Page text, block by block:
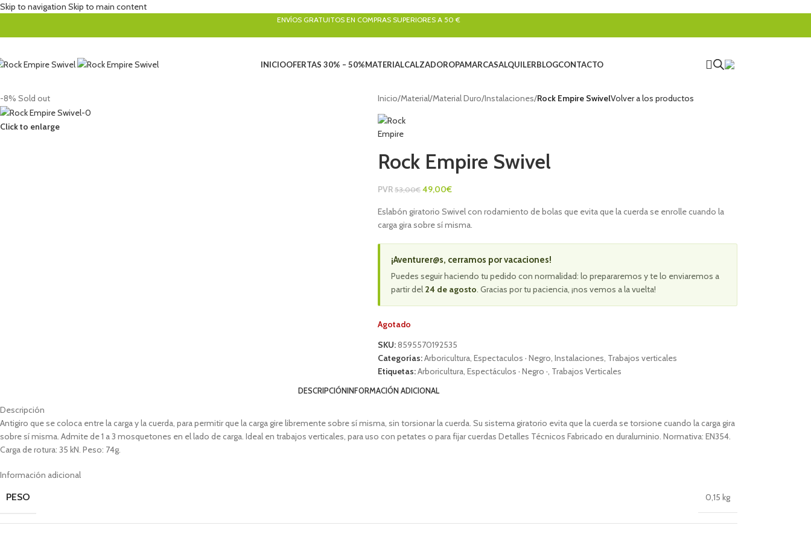
Skip to navigation Skip to main content
ENVÍOS GRATUITOS EN COMPRAS SUPERIORES A 50 €
INICIOOFERTAS 30% – 50%MATERIALCALZADOROPAMARCASALQUILERBLOGCONTACTO
-8% Sold out
Click to enlarge
Inicio/Material/Material Duro/Instalaciones/Rock Empire SwivelVolver a los productos
Rock Empire Swivel
PVR 53,00€ 49,00€
Eslabón giratorio Swivel con rodamiento de bolas que evita que la cuerda se enrolle cuando la
carga gira sobre sí misma.
¡Aventurer@s, cerramos por vacaciones!
Puedes seguir haciendo tu pedido con normalidad: lo prepararemos y te lo enviaremos a
partir del 24 de agosto. Gracias por tu paciencia, ¡nos vemos a la vuelta!
Agotado
SKU:8595570192535
Categorías:Arboricultura, Espectaculos · Negro, Instalaciones, Trabajos verticales
Etiquetas:Arboricultura, Espectáculos · Negro ·, Trabajos Verticales
DESCRIPCIÓNINFORMACIÓN ADICIONAL
Descripción
Antigiro que se coloca entre la carga y la cuerda, para permitir que la carga gire libremente sobre sí misma, sin torsionar la cuerda. Su sistema giratorio evita que la cuerda se torsione cuando la carga gira
sobre sí misma. Admite de 1 a 3 mosquetones en el lado de carga. Ideal en trabajos verticales, para uso con petates o para fijar cuerdas Detalles Técnicos Fabricado en duraluminio. Normativa: EN354.
Carga de rotura: 35 kN. Peso: 74g.
Información adicional
PESO 0,15 kg